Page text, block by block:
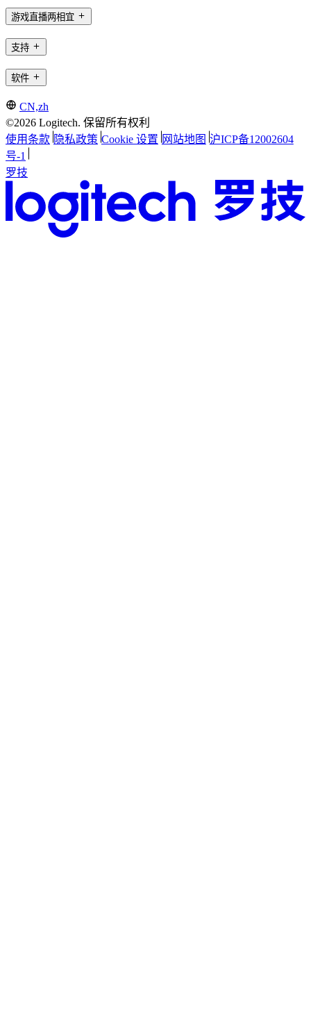
游戏直播两相宜
支持
软件
CN,zh
©2026 Logitech. 保留所有权利
使用条款 隐私政策 Cookie 设置 网站地图 沪ICP备12002604
号-1
罗技